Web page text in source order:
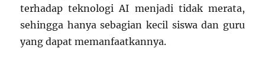
terhadap teknologi AI menjadi tidak merata,
sehingga hanya sebagian kecil siswa dan guru
yang dapat memanfaatkannya.